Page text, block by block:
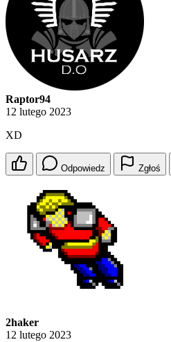
Raptor94
12 lutego 2023
XD
Odpowiedz Zgłoś
2haker
12 lutego 2023